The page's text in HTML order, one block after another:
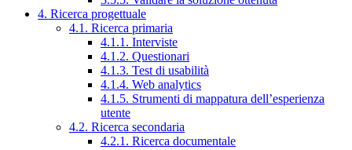
4. Ricerca progettuale
4.1. Ricerca primaria
4.1.1. Interviste
4.1.2. Questionari
4.1.3. Test di usabilità
4.1.4. Web analytics
4.1.5. Strumenti di mappatura dell’esperienza
utente
4.2. Ricerca secondaria
4.2.1. Ricerca documentale